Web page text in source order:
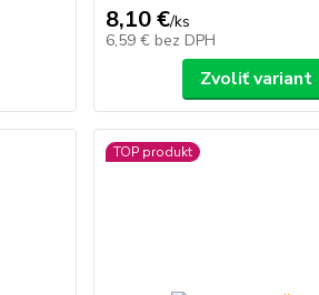
8,10 €/ks
6,59 € bez DPH
Zvoliť variant
TOP produkt